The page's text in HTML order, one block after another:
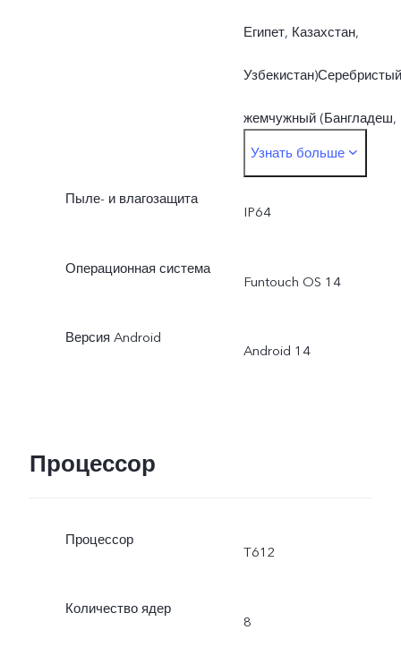
Египет, Казахстан,
Узбекистан)Серебристый
жемчужный (Бангладеш,
Пакистан, Египет,
Казахстан, Узбекистан)
Узнать больше
Пыле- и влагозащита
IP64
Операционная система
Funtouch OS 14
Версия Android
Android 14
Процессор
Процессор
T612
Количество ядер
8